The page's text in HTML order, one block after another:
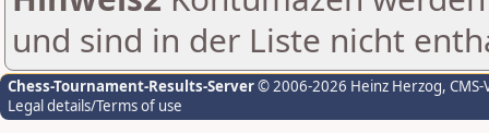
und sind in der Liste nicht
Chess-Tournament-Results-Server© 2006-2026 Heinz Herzog,
Legal details/Terms of use